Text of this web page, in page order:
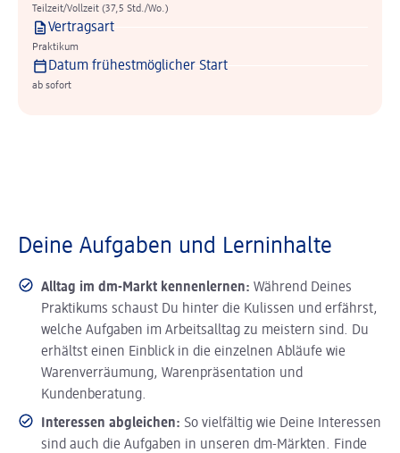
Teilzeit/Vollzeit (37,5 Std./Wo.)
Vertragsart
Praktikum
Datum frühestmöglicher Start
ab sofort
Deine Aufgaben und Lerninhalte
Alltag im dm-Markt kennenlernen: Während Deines
Praktikums schaust Du hinter die Kulissen und erfährst,
welche Aufgaben im Arbeitsalltag zu meistern sind. Du
erhältst einen Einblick in die einzelnen Abläufe wie
Warenverräumung, Warenpräsentation und
Kundenberatung.
Interessen abgleichen: So vielfältig wie Deine Interessen
sind auch die Aufgaben in unseren dm-Märkten. Finde